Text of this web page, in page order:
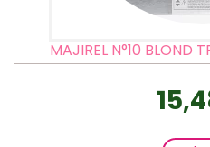
MAJIREL N°10 BLOND